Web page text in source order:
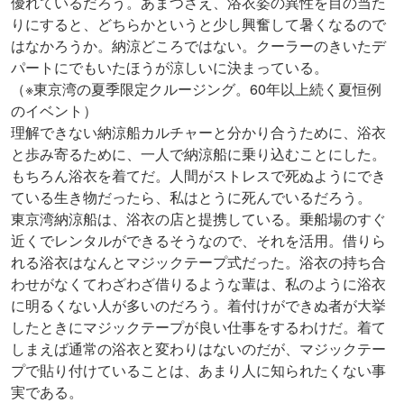
りにすると、どちらかというと少し興奮して暑くなるので
はなかろうか。納涼どころではない。クーラーのきいたデ
パートにでもいたほうが涼しいに決まっている。
（※東京湾の夏季限定クルージング。60年以上続く夏恒例
のイベント）
理解できない納涼船カルチャーと分かり合うために、浴衣
と歩み寄るために、一人で納涼船に乗り込むことにした。
もちろん浴衣を着てだ。人間がストレスで死ぬようにでき
ている生き物だったら、私はとうに死んでいるだろう。
東京湾納涼船は、浴衣の店と提携している。乗船場のすぐ
近くでレンタルができるそうなので、それを活用。借りら
れる浴衣はなんとマジックテープ式だった。浴衣の持ち合
わせがなくてわざわざ借りるような輩は、私のように浴衣
に明るくない人が多いのだろう。着付けができぬ者が大挙
したときにマジックテープが良い仕事をするわけだ。着て
しまえば通常の浴衣と変わりはないのだが、マジックテー
プで貼り付けていることは、あまり人に知られたくない事
実である。